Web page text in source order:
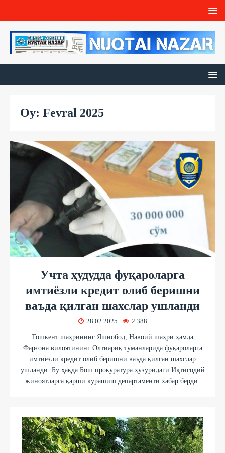
Oy: Fevral 2025
Учта ҳудудда фуқароларга
имтиёзли кредит олиб беришни
ваъда қилган шахслар ушланди
28.02.2025 2 388
Тошкент шаҳрининг Яшнобод, Навоий шаҳри ҳамда
Фарғона вилоятининг Олтиариқ туманларида фуқароларга
имтиёзли кредит олиб беришни ваъда қилган шахслар
ушланди. Бу ҳақда Бош прокуратура ҳузуридаги Иқтисодий
жиноятларга қарши курашиш департаменти хабар берди.